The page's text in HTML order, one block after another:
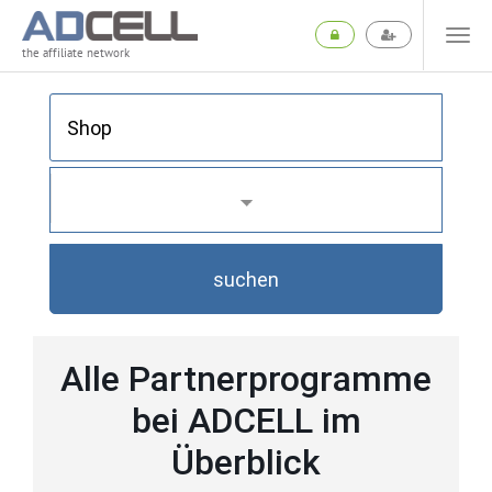
the affiliate network
suchen
Alle Partnerprogramme
bei ADCELL im
Überblick